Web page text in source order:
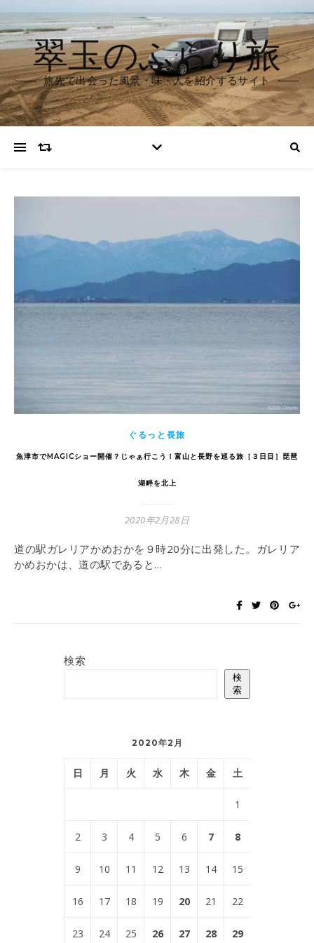
翠玉のふらり旅
旅先で出会った風景・味・人を紹介するサイト
ぐるっと長旅
魚津市でMAGICショー開催？じゃぁ行こう！富山と長野を巡る旅［３日目］琵琶
湖畔を北上
2020年2月28日
道の駅ガレリアかめおかを９時20分に出発した。ガレリア
かめおかは、道の駅であると…
検索
検
索
2020年2月
日 月 火 水 木 金 土
1
2 3 4 5 6 7 8
9 10 11 12 13 14 15
16 17 18 19 20 21 22
23 24 25 26 27 28 29